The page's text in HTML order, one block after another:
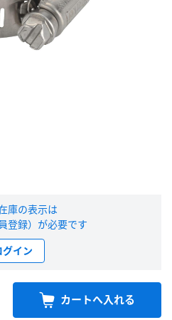
庫の表示は
登録）が必要です
グイン
カートへ入れる
断りする場合があります。
ード再発行ページへ